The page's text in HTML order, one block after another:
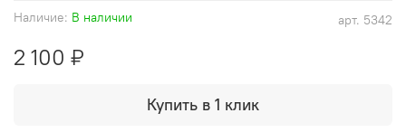
арт. 5342
Наличие: В наличии
2 100 ₽
Купить в 1 клик